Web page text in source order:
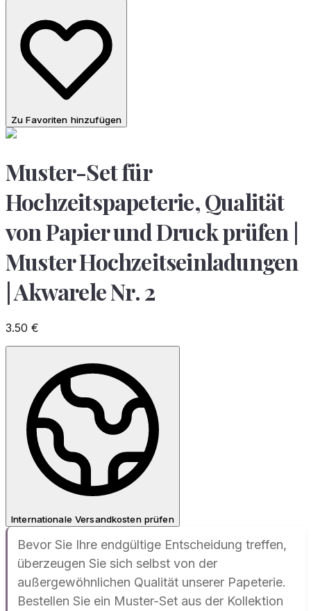
Zu Favoriten hinzufügen
Muster-Set für
Hochzeitspapeterie, Qualität
von Papier und Druck prüfen |
Muster Hochzeitseinladungen
| Akwarele Nr. 2
3.50 €
Internationale Versandkosten prüfen
Bevor Sie Ihre endgültige Entscheidung treffen,
überzeugen Sie sich selbst von der
außergewöhnlichen Qualität unserer Papeterie.
Bestellen Sie ein Muster-Set aus der Kollektion